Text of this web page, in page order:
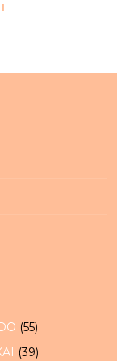
(55)
(39)